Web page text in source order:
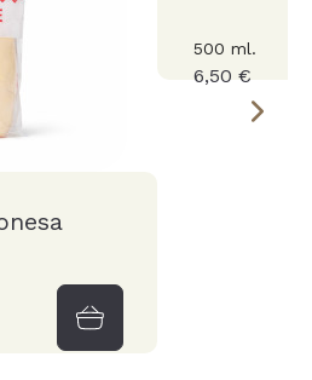
500 ml.
6,50 €